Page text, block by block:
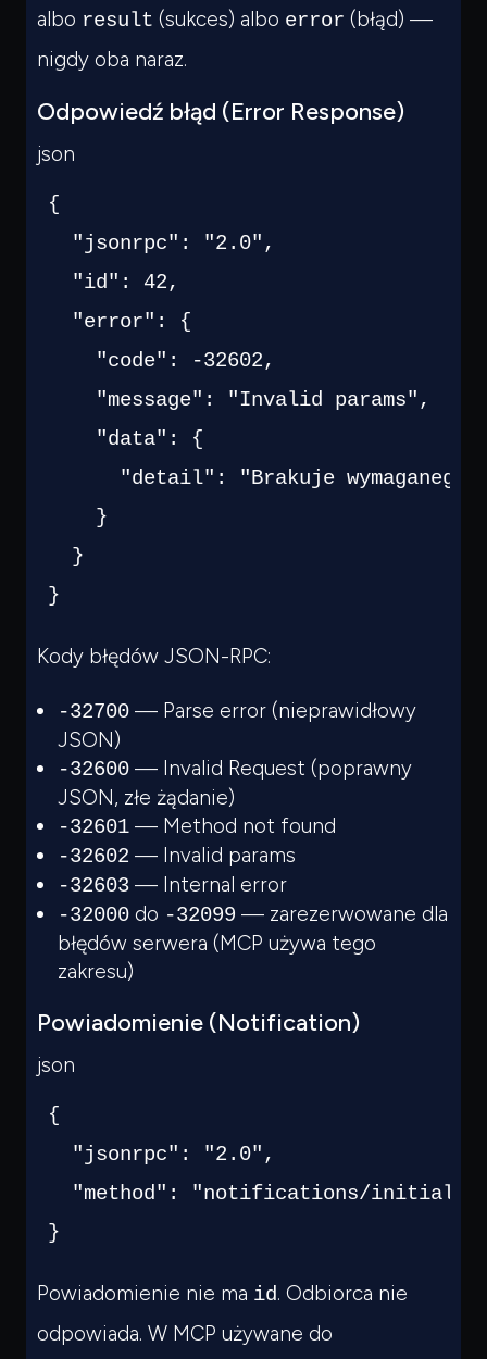
albo result (sukces) albo error (błąd) —
nigdy oba naraz.
Odpowiedź błąd (Error Response)
json
{
"jsonrpc" : "2.0" ,
"id" : 42,
"error" :
{
"code" : -32602,
"message" : "Invalid params" ,
"data" :
{
"detail" :
"Brakuje
}
}
}
Kody błędów JSON-RPC:
-32700 — Parse error (nieprawidłowy
JSON)
-32600 — Invalid Request (poprawny
JSON, złe żądanie)
-32601 — Method not found
-32602 — Invalid params
-32603 — Internal error
-32000 do -32099 — zarezerwowane dla
błędów serwera (MCP używa tego
zakresu)
Powiadomienie (Notification)
json
{
"jsonrpc" : "2.0" ,
"method" :
"notifications/
}
Powiadomienie nie ma id. Odbiorca nie
odpowiada. W MCP używane do
Czegoszukasz?
Powiedz czym się zajmujesz — pokażę co warto